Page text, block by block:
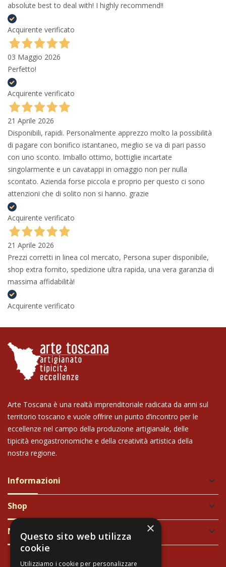
absolute best to deal with! I highly recommend!!
Acquirente verificato
03 Maggio 2026
Perfetto!
Acquirente verificato
21 Aprile 2026
Disponibili, rapidi. Personalmente apprezzo molto la possibilità
di pagare con bonifico istantaneo, meglio se va di pari passo
con uno sconto. Imballo ottimo, bottiglie incartate
singolarmente e un cavatappi in omaggio non per nulla
scontato. Azienda forse piccola e proprio per questo ci sono
attenzioni che di solito non si hanno. grazie
Acquirente verificato
21 Aprile 2026
Prezzi corretti in linea col mercato, Persona super disponibile,
shop extra fornito, spedizione ultra rapida, una vera garanzia di
massima affidabilità!
Acquirente verificato
Arte Toscana è una realtà imprenditoriale radicata da anni sul
territorio toscano e vuole offrire un punto d’incontro per le
eccellenze nel campo della produzione artigianale, delle
tipicità enogastronomiche e della creatività artistica della
nostra regione.
Informazioni keyboard_arrow_down
Shop keyboard_arrow_down
Newsletter keyboard_arrow_down
×
Questo sito web utilizza
cookie
Utilizziamo i cookie per personalizzare